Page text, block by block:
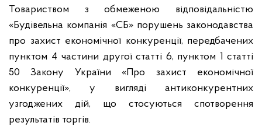
Товариством з обмеженою відповідальністю
«Будівельна компанія «СБ» порушень законодавства
про захист економічної конкуренції, передбачених
пунктом 4 частини другої статті 6, пунктом 1 статті
50 Закону України «Про захист економічної
конкуренції», у вигляді антиконкурентних
узгоджених дій, що стосуються спотворення
результатів торгів.